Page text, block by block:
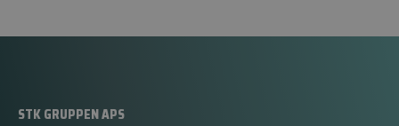
STK GRUPPEN APS